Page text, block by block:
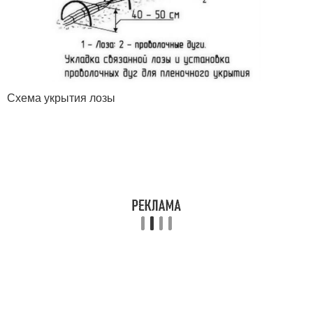
Схема укрытия лозы